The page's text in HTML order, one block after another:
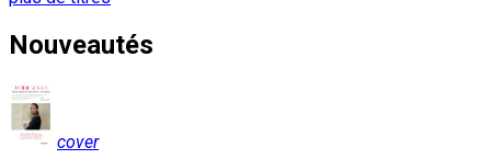
Nouveautés
cover